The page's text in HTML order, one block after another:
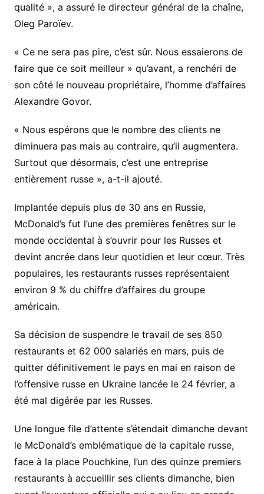
qualité », a assuré le directeur général de la chaîne,
Oleg Paroïev.
« Ce ne sera pas pire, c’est sûr. Nous essaierons de
faire que ce soit meilleur » qu’avant, a renchéri de
son côté le nouveau propriétaire, l’homme d’affaires
Alexandre Govor.
« Nous espérons que le nombre des clients ne
diminuera pas mais au contraire, qu’il augmentera.
Surtout que désormais, c’est une entreprise
entièrement russe », a-t-il ajouté.
Implantée depuis plus de 30 ans en Russie,
McDonald’s fut l’une des premières fenêtres sur le
monde occidental à s’ouvrir pour les Russes et
devint ancrée dans leur quotidien et leur cœur. Très
populaires, les restaurants russes représentaient
environ 9 % du chiffre d’affaires du groupe
américain.
Sa décision de suspendre le travail de ses 850
restaurants et 62 000 salariés en mars, puis de
quitter définitivement le pays en mai en raison de
l’offensive russe en Ukraine lancée le 24 février, a
été mal digérée par les Russes.
Une longue file d’attente s’étendait dimanche devant
le McDonald’s emblématique de la capitale russe,
face à la place Pouchkine, l’un des quinze premiers
restaurants à accueillir ses clients dimanche, bien